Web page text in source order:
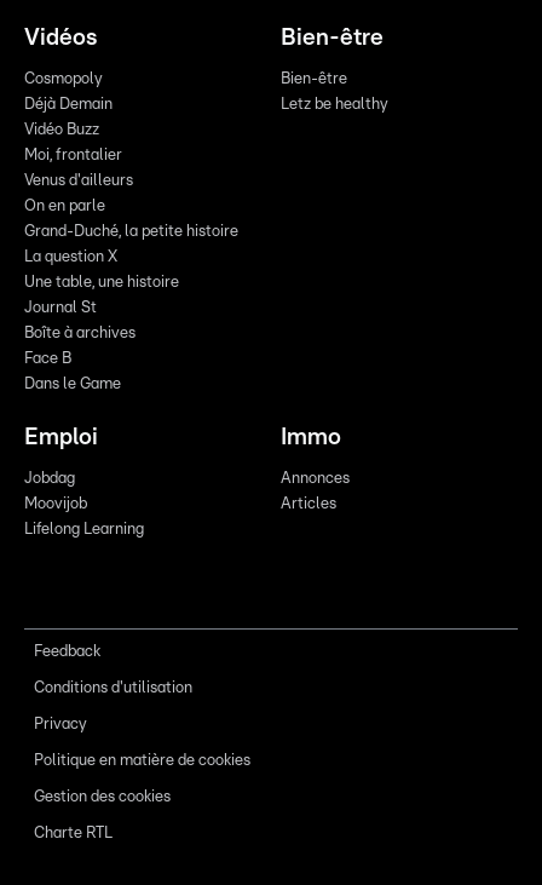
Vidéos
Cosmopoly
Déjà Demain
Vidéo Buzz
Moi, frontalier
Venus d'ailleurs
On en parle
Grand-Duché, la petite histoire
La question X
Une table, une histoire
Journal St
Boîte à archives
Face B
Dans le Game
Bien-être
Bien-être
Letz be healthy
Emploi
Jobdag
Moovijob
Lifelong Learning
Immo
Annonces
Articles
Feedback
Conditions d'utilisation
Privacy
Politique en matière de cookies
Gestion des cookies
Charte RTL